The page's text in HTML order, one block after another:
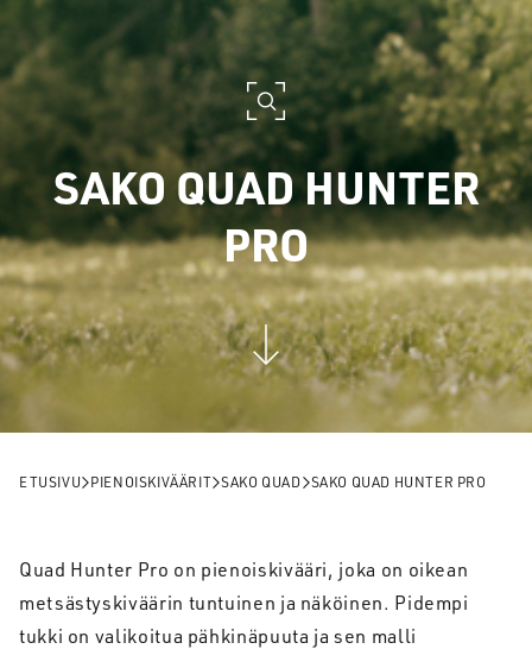
SAKO QUAD HUNTER
PRO
ETUSIVU PIENOISKIVÄÄRIT SAKO QUAD SAKO QUAD HUNTER PRO
Quad Hunter Pro on pienoiskivääri, joka on oikean
metsästyskiväärin tuntuinen ja näköinen. Pidempi
tukki on valikoitua pähkinäpuuta ja sen malli